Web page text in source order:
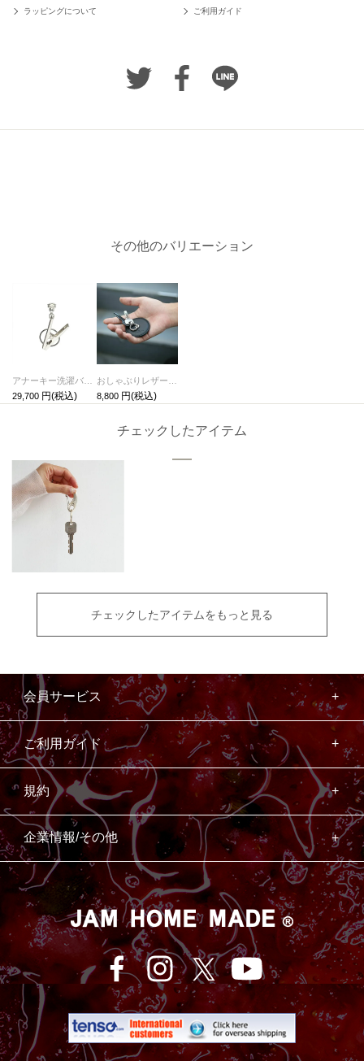
ラッピングについて ご利用ガイド
その他のバリエーション
アナーキー洗濯バサミピアス-シルバー/片耳
29,700
8,800
チェックしたアイテム
チェックしたアイテムをもっと見る
会員サービス
ご利用ガイド
規約
企業情報/その他